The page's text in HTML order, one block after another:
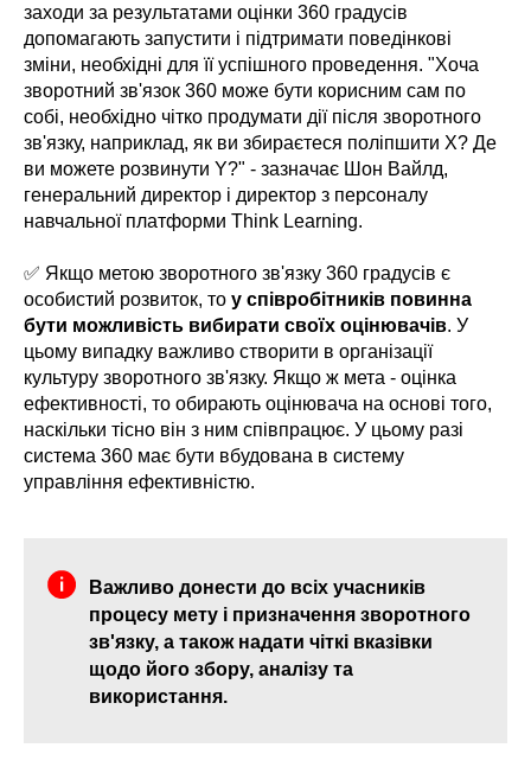
заходи за результатами оцінки 360 градусів
допомагають запустити і підтримати поведінкові
зміни, необхідні для її успішного проведення. "Хоча
зворотний зв'язок 360 може бути корисним сам по
собі, необхідно чітко продумати дії після зворотного
зв'язку, наприклад, як ви збираєтеся поліпшити X? Де
ви можете розвинути Y?" - зазначає Шон Вайлд,
генеральний директор і директор з персоналу
навчальної платформи Think Learning.
✅ Якщо метою зворотного зв'язку 360 градусів є
особистий розвиток, то у співробітників повинна
бути можливість вибирати своїх оцінювачів. У
цьому випадку важливо створити в організації
культуру зворотного зв'язку. Якщо ж мета - оцінка
ефективності, то обирають оцінювача на основі того,
наскільки тісно він з ним співпрацює. У цьому разі
система 360 має бути вбудована в систему
управління ефективністю.
Важливо донести до всіх учасників
процесу мету і призначення зворотного
зв'язку, а також надати чіткі вказівки
щодо його збору, аналізу та
використання.